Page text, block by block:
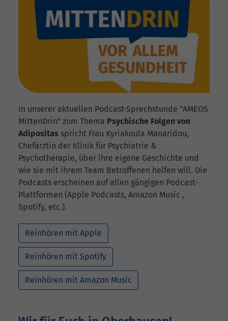
In unserer aktuellen Podcast-Sprechstunde "AMEOS
MittenDrin" zum Thema Psychische Folgen von
Adipositas spricht Frau Kyriakoula Manaridou,
Chefärztin der Klinik für Psychiatrie &
Psychotherapie, über ihre eigene Geschichte und
wie sie mit ihrem Team Betroffenen helfen will. Die
Podcasts erscheinen auf allen gängigen Podcast-
Plattformen (Apple Podcasts, Amazon Music ​​​​,
Spotify, etc.).
Reinhören mit Apple
Reinhören mit Spotify
Reinhören mit Amazon Music